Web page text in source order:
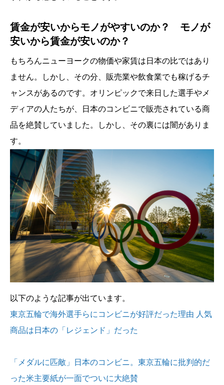
賃金が安いからモノがやすいのか？ モノが
安いから賃金が安いのか？
もちろんニューヨークの物価や家賃は日本の比ではあり
ません。しかし、その分、販売業や飲食業でも稼げるチ
ャンスがあるのです。オリンピックで来日した選手やメ
ディアの人たちが、日本のコンビニで販売されている商
品を絶賛していました。しかし、その裏には闇がありま
す。
以下のような記事が出ています。
東京五輪で海外選手らにコンビニが好評だった理由 人気
商品は日本の「レジェンド」だった
「メダルに匹敵」日本のコンビニ。東京五輪に批判的だ
った米主要紙が一面でついに大絶賛